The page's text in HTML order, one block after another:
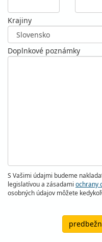
Krajiny
Doplnkové poznámky
S Vašimi údajmi budeme
legislatívou a zásadami ochrany
osobných údajov môžete